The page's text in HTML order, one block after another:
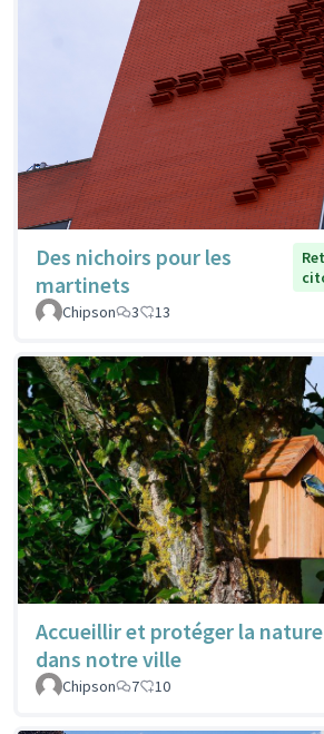
Des nichoirs pour les
martinets
Chipson
3 13
Accueillir et protéger la nature
dans notre ville
Chipson
7 10